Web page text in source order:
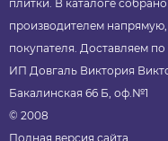
плитки. В каталоге
производителем
покупателя. Доставляем
ИП Довгаль Виктория
Бакалинская 66 Б, оф.№1
© 2008
Полная версия сайта